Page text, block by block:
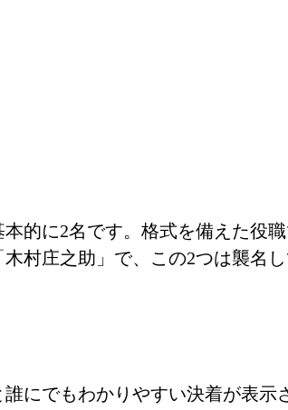
的に2名です。格式を備えた役
村庄之助」で、この2つは襲名し
にでもわかりやすい決着が表示